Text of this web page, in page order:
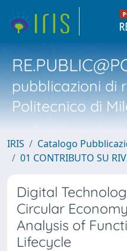
pubblicazioni di
Politecnico di
IRIS
Catalogo
01 CONTRIBUTO SU
Digital
Circular
Analysis of
Lifecycle